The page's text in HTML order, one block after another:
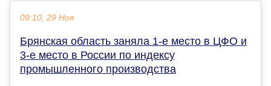
09:10, 29 Ноя
Брянская область заняла 1-е место в ЦФО и
3-е место в России по индексу
промышленного производства